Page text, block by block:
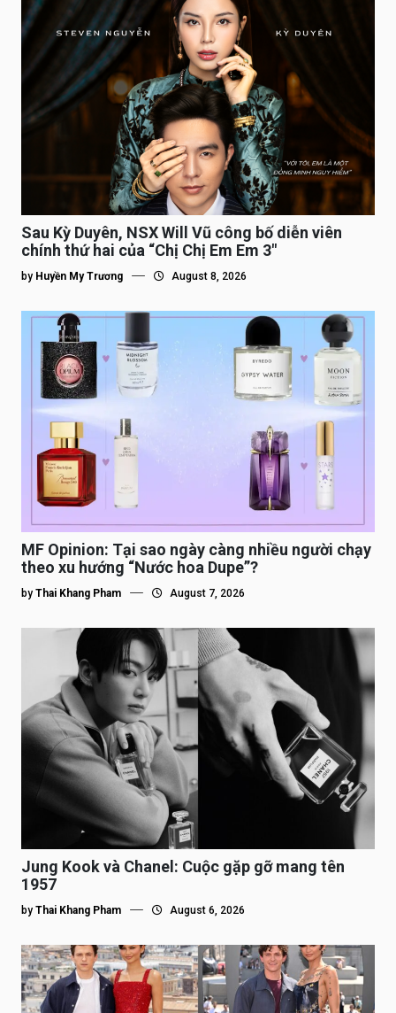
Sau Kỳ Duyên, NSX Will Vũ công bố diễn viên
chính thứ hai của “Chị Chị Em Em 3″
by Huyền My Trương August 8, 2026
MF Opinion: Tại sao ngày càng nhiều người chạy
theo xu hướng “Nước hoa Dupe”?
by Thai Khang Pham August 7, 2026
Jung Kook và Chanel: Cuộc gặp gỡ mang tên
1957
by Thai Khang Pham August 6, 2026